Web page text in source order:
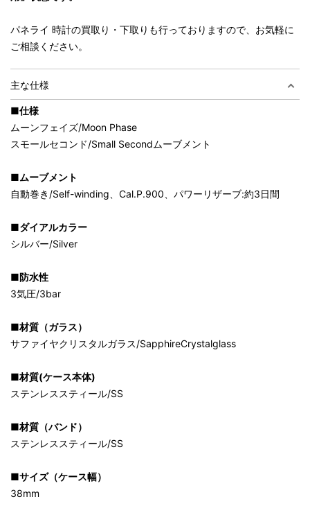
パネライ 時計の買取り・下取りも行っておりますので、お気軽に
ご相談ください。
主な仕様
■仕様
ムーンフェイズ/Moon Phase
スモールセコンド/Small Secondムーブメント
■ムーブメント
自動巻き/Self-winding、Cal.P.900、パワーリザーブ:約3日間
■ダイアルカラー
シルバー/Silver
■防水性
3気圧/3bar
■材質（ガラス）
サファイヤクリスタルガラス/SapphireCrystalglass
■材質(ケース本体)
ステンレススティール/SS
■材質（バンド）
ステンレススティール/SS
■サイズ（ケース幅）
38mm